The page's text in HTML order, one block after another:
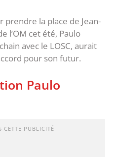
la place de Jean-
l’OM cet été, Paulo
avec le LOSC, aurait
pour son futur.
Paulo
CETTE PUBLICITÉ